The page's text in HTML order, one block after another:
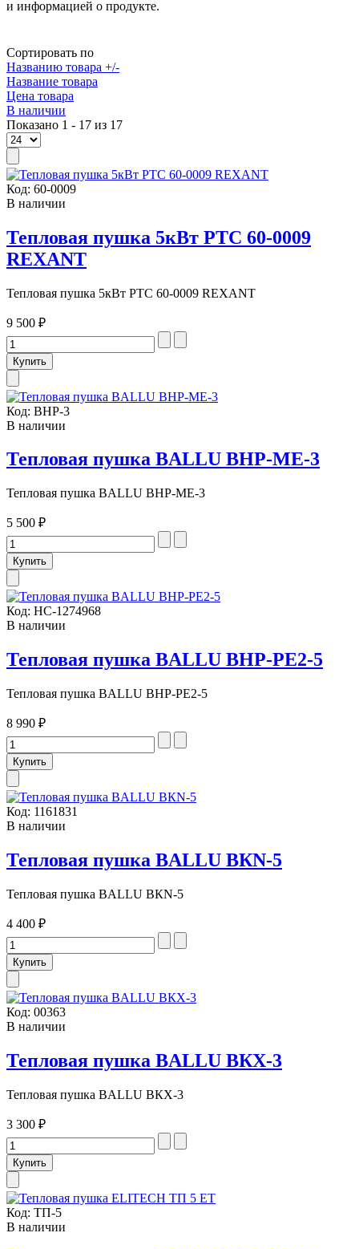
и информацией о продукте.
Сортировать по
Названию товара +/-
Название товара
Цена товара
В наличии
Показано 1 - 17 из 17
Код: 60-0009
В наличии
Тепловая пушка 5кВт РТС 60-0009
REXANT
Тепловая пушка 5кВт РТС 60-0009 REXANT
9 500 ₽
Код: ВНР-3
В наличии
Тепловая пушка BALLU BHP-MЕ-3
Тепловая пушка BALLU BHP-MЕ-3
5 500 ₽
Код: НС-1274968
В наличии
Тепловая пушка BALLU BHP-PE2-5
Тепловая пушка BALLU BHP-PE2-5
8 990 ₽
Код: 1161831
В наличии
Тепловая пушка BALLU BКN-5
Тепловая пушка BALLU BКN-5
4 400 ₽
Код: 00363
В наличии
Тепловая пушка BALLU BКХ-3
Тепловая пушка BALLU BКХ-3
3 300 ₽
Код: ТП-5
В наличии